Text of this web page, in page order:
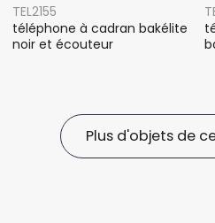
TEL2155
téléphone à cadran bakélite
noir et écouteur
Plus d'objets de